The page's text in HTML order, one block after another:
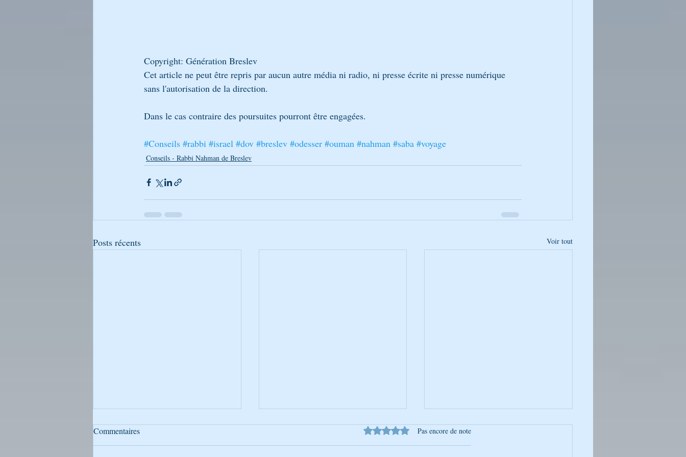
Copyright: Génération Breslev
Cet article ne peut être repris par aucun autre média ni radio, ni presse écrite ni presse numérique
sans l'autorisation de la direction.
Dans le cas contraire des poursuites pourront être engagées.
#Conseils #rabbi #israel #dov #breslev #odesser #ouman #nahman #saba #voyage
Conseils - Rabbi Nahman de Breslev
Posts récents Voir tout
Commentaires Noté 0 étoile sur 5.Pas encore de note